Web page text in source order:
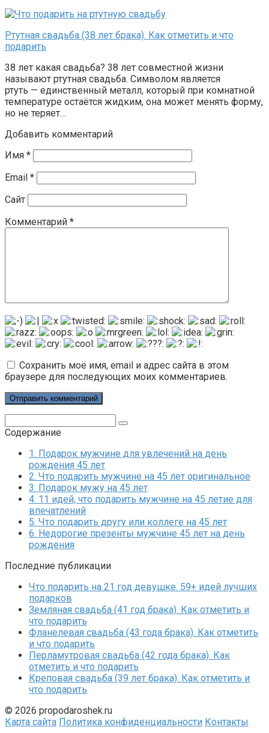
Ртутная свадьба (38 лет брака). Как отметить и что
подарить
38 лет какая свадьба? 38 лет совместной жизни
называют ртутная свадьба. Символом является
ртуть — единственный металл, который при комнатной
температуре остаётся жидким, она может менять форму,
но не теряет…
Добавить комментарий
Имя *
Email *
Сайт
Комментарий *
Сохранить моё имя, email и адрес сайта в этом
браузере для последующих моих комментариев.
Содержание
1. Подарок мужчине для увлечений на день
рождения 45 лет
2. Что подарить мужчине на 45 лет оригинальное
3. Подарок мужу на 45 лет
4. 11 идей, что подарить мужчине на 45 летие для
впечатлений
5. Что подарить другу или коллеге на 45 лет
6. Недорогие презенты мужчине 45 лет на день
рождения
Последние публикации
Что подарить на 21 год девушке. 59+ идей лучших
подарков
Земляная свадьба (41 год брака). Как отметить и
что подарить
Фланелевая свадьба (43 года брака). Как отметить
и что подарить
Перламутровая свадьба (42 года брака). Как
отметить и что подарить
Креповая свадьба (39 лет брака). Как отметить и
что подарить
© 2026 propodaroshek.ru
Карта сайта Политика конфиденциальности Контакты